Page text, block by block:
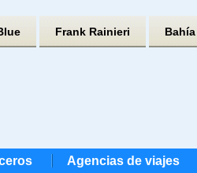
Frank Rainieri
Agencias de viajes